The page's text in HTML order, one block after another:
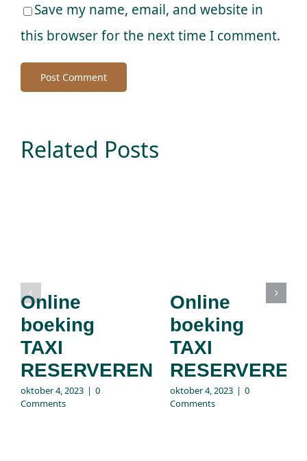
Save my name, email, and website in
this browser for the next time I comment.
Related Posts
Online
boeking
TAXI
RESERVEREN
oktober 4, 2023 | 0
Comments
Online
boeking
TAXI
RESERVEREN
oktober 4, 2023 | 0
Comments